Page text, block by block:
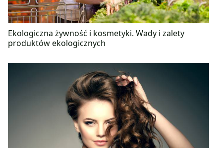
Ekologiczna żywność i kosmetyki. Wady i zalety
produktów ekologicznych